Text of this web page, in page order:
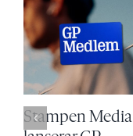
Stampen Media